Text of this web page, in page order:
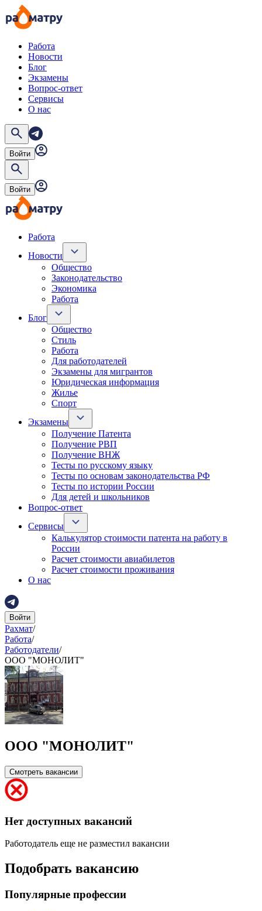
Работа
Новости
Блог
Экзамены
Вопрос-ответ
Сервисы
О нас
Войти
Войти
Работа
Новости
Общество
Законодательство
Экономика
Работа
Блог
Общество
Стиль
Работа
Для работодателей
Экзамены для мигрантов
Юридическая информация
Жилье
Спорт
Экзамены
Получение Патента
Получение РВП
Получение ВНЖ
Тесты по русскому языку
Тесты по основам законодательства РФ
Тесты по истории России
Для детей и школьников
Вопрос-ответ
Сервисы
Калькулятор стоимости патента на работу в
России
Расчет стоимости авиабилетов
Расчет стоимости проживания
О нас
Войти
Рахмат/
Работа/
Работодатели/
ООО "МОНОЛИТ"
ООО "МОНОЛИТ"
Смотреть вакансии
Нет доступных вакансий
Работодатель еще не разместил вакансии
Подобрать вакансию
Популярные профессии